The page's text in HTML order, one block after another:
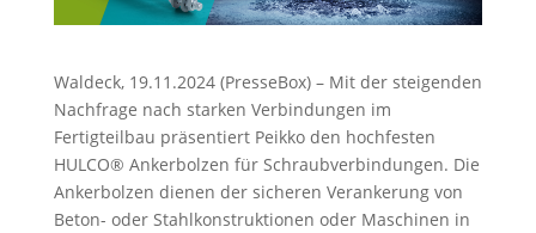
Waldeck, 19.11.2024 (PresseBox) – Mit der steigenden
Nachfrage nach starken Verbindungen im
Fertigteilbau präsentiert Peikko den hochfesten
HULCO® Ankerbolzen für Schraubverbindungen. Die
Ankerbolzen dienen der sicheren Verankerung von
Beton- oder Stahlkonstruktionen oder Maschinen in